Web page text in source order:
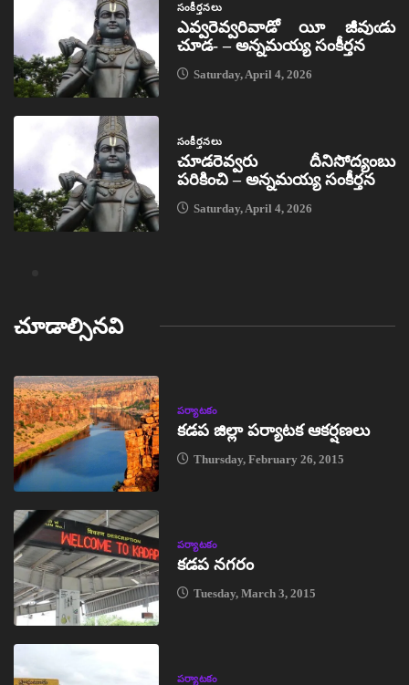
సంకీర్తనలు
ఎవ్వరెవ్వరివాడో యీ జీవుఁడు
చూడ- – అన్నమయ్య సంకీర్తన
Saturday, April 4, 2026
సంకీర్తనలు
చూడరెవ్వరు దీనిసోద్యంబు
పరికించి – అన్నమయ్య సంకీర్తన
Saturday, April 4, 2026
చూడాల్సినవి
పర్యాటకం
కడప జిల్లా పర్యాటక ఆకర్షణలు
Thursday, February 26, 2015
పర్యాటకం
కడప నగరం
Tuesday, March 3, 2015
పర్యాటకం